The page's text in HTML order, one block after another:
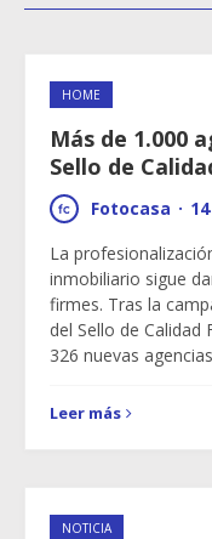
HOME
Más de 1.000
Sello de
Fotocasa ·
La
inmobiliario sigue
firmes. Tras la
del Sello de Calidad
326 nuevas
Leer más
NOTICIA